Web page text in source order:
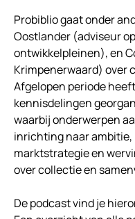
Probiblio gaat onder
Oostlander (adviseur
ontwikkelpleinen), en
Krimpenerwaard) over
Afgelopen periode
kennisdelingen
waarbij onderwerpen
inrichting naar
marktstrategie en
over collectie en
De podcast vind je